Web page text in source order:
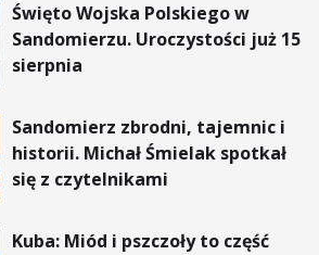
Święto Wojska Polskiego w
Sandomierzu. Uroczystości już 15
sierpnia
Sandomierz zbrodni, tajemnic i
historii. Michał Śmielak spotkał
się z czytelnikami
Kuba: Miód i pszczoły to część